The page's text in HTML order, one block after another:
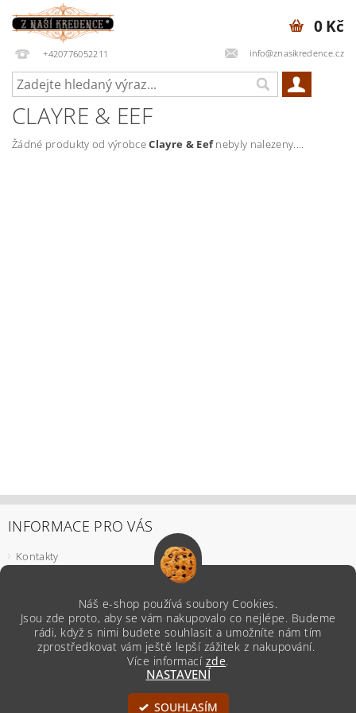
+420776052211 info@znasikredence.cz
0 Kč
CLAYRE & EEF
Žádné produkty od výrobceClayre & Eefnebyly nalezeny....
INFORMACE PRO VÁS
Kontakty
Podmínky ochrany osobních údajů
Všeobecné obchodní podmínky
, všechna práva vyhrazena
Náš e-shop používá soubory Cookies.
Jsou zde proto, aby se vám nakupovalo co nejlépe. Budeme
rádi, když s nimi budete souhlasit a umožníte nám tím
zprostředkovat vám ještě lepší zážitek z nakupování.
Více informací zde.
NASTAVENÍ
SOUHLASÍM